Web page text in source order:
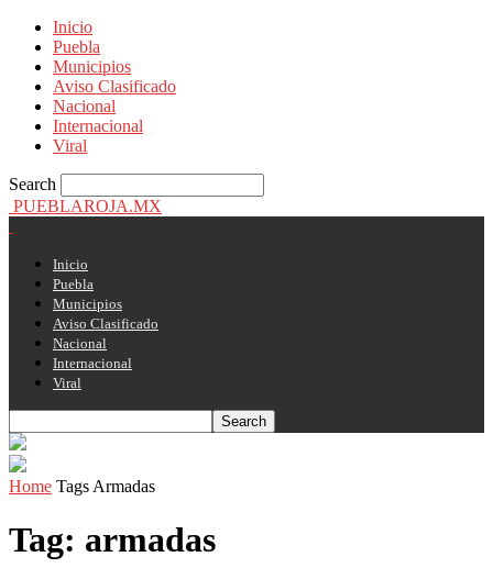
Inicio
Puebla
Municipios
Aviso Clasificado
Nacional
Internacional
Viral
Search
PUEBLAROJA.MX
Inicio
Puebla
Municipios
Aviso Clasificado
Nacional
Internacional
Viral
Home Tags Armadas
Tag: armadas